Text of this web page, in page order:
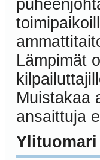
Lämpimät
Muistakaa
ansaittuja